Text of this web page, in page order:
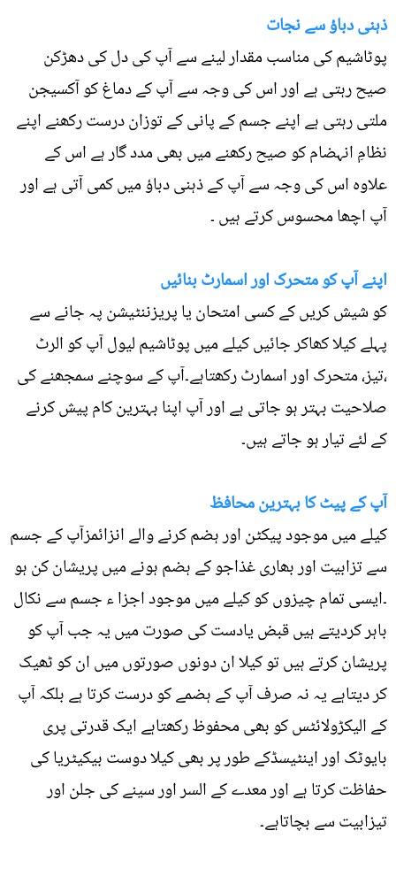
ذہنی دباؤ سے نجات
پوٹاشیم کی مناسب مقدار لینے سے آپ کی دل کی دھڑکن
صیح رہتی ہے اور اس کی وجہ سے آپ کے دماغ کو آکسیجن
ملتی رہتی ہے اپنے جسم کے پانی کے توزان درست رکھنے اپنے
نظامِ انہضام کو صیح رکھنے میں بھی مدد گار ہے اس کے
علاوہ اس کی وجہ سے آپ کے ذہنی دباؤ میں کمی آتی ہے اور
آپ اچھا محسوس کرتے ہیں ۔
اپنے آپ کو متحرک اور اسمارٹ بنائیں
کو شیش کریں کے کسی امتحان یا پریزننٹیشن پہ جانے سے
پہلے کیلا کھاکر جائیں کیلے میں پوٹاشیم لیول آپ کو الرٹ
،تیز، متحرک اور اسمارٹ رکھتاہے۔آپ کے سوچنے سمجھنے کی
صلاحیت بہتر ہو جاتی ہے اور آپ اپنا بہترین کام پیش کرنے
کے لئے تیار ہو جاتے ہیں۔
آپ کے پیٹ کا بہترین محافظ
کیلے میں موجود پیکٹن اور ہضم کرنے والے انزائمزآپ کے جسم
سے تزابیت اور بھاری غذاجو کے ہضم ہونے میں پریشان کن ہو
۔ایسی تمام چیزوں کو کیلے میں موجود اجزا ء جسم سے نکال
باہر کردیتے ہیں قبض یادست کی صورت میں یہ جب آپ کو
پریشان کرتے ہیں تو کیلا ان دونوں صورتوں میں ان کو ٹھیک
کر دیتاہے یہ نہ صرف آپ کے ہضمے کو درست کرتا ہے بلکہ آپ
کے الیکڑولائٹس کو بھی محفوظ رکھتاہے ایک قدرتی پری
بایوٹک اور اینٹیسڈکے طور پر بھی کیلا دوست بیکیٹریا کی
حفاظت کرتا ہے اور معدے کے السر اور سینے کی جلن اور
تیزابیت سے بچاتاہے۔